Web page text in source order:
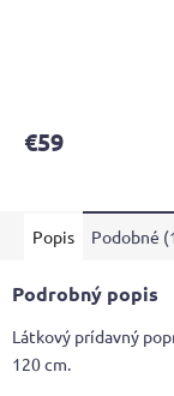
je
hviezdičiek.
€59
Popis Podobné
Podrobný popis
Látkový prídavný
120 cm.